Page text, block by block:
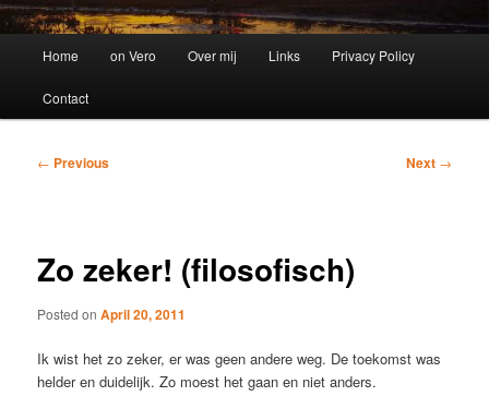
Home on Vero Over mij Links Privacy Policy
Contact
Post
← Previous Next →
Zo zeker! (filosofisch)
Posted onApril 20, 2011
Ik wist het zo zeker, er was geen andere weg. De toekomst was
helder en duidelijk. Zo moest het gaan en niet anders.